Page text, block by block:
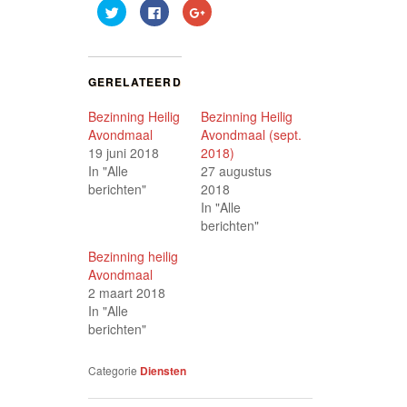
Klik
om
in
venster
geopend)
Klik
om
in
venster
geopend)
Klik
om
venster
geopend)
GERELATEERD
Bezinning Heilig
Avondmaal
19 juni 2018
In "Alle
berichten"
Bezinning Heilig
Avondmaal (sept.
2018)
27 augustus
2018
In "Alle
berichten"
Bezinning heilig
Avondmaal
2 maart 2018
In "Alle
berichten"
Categorie Diensten